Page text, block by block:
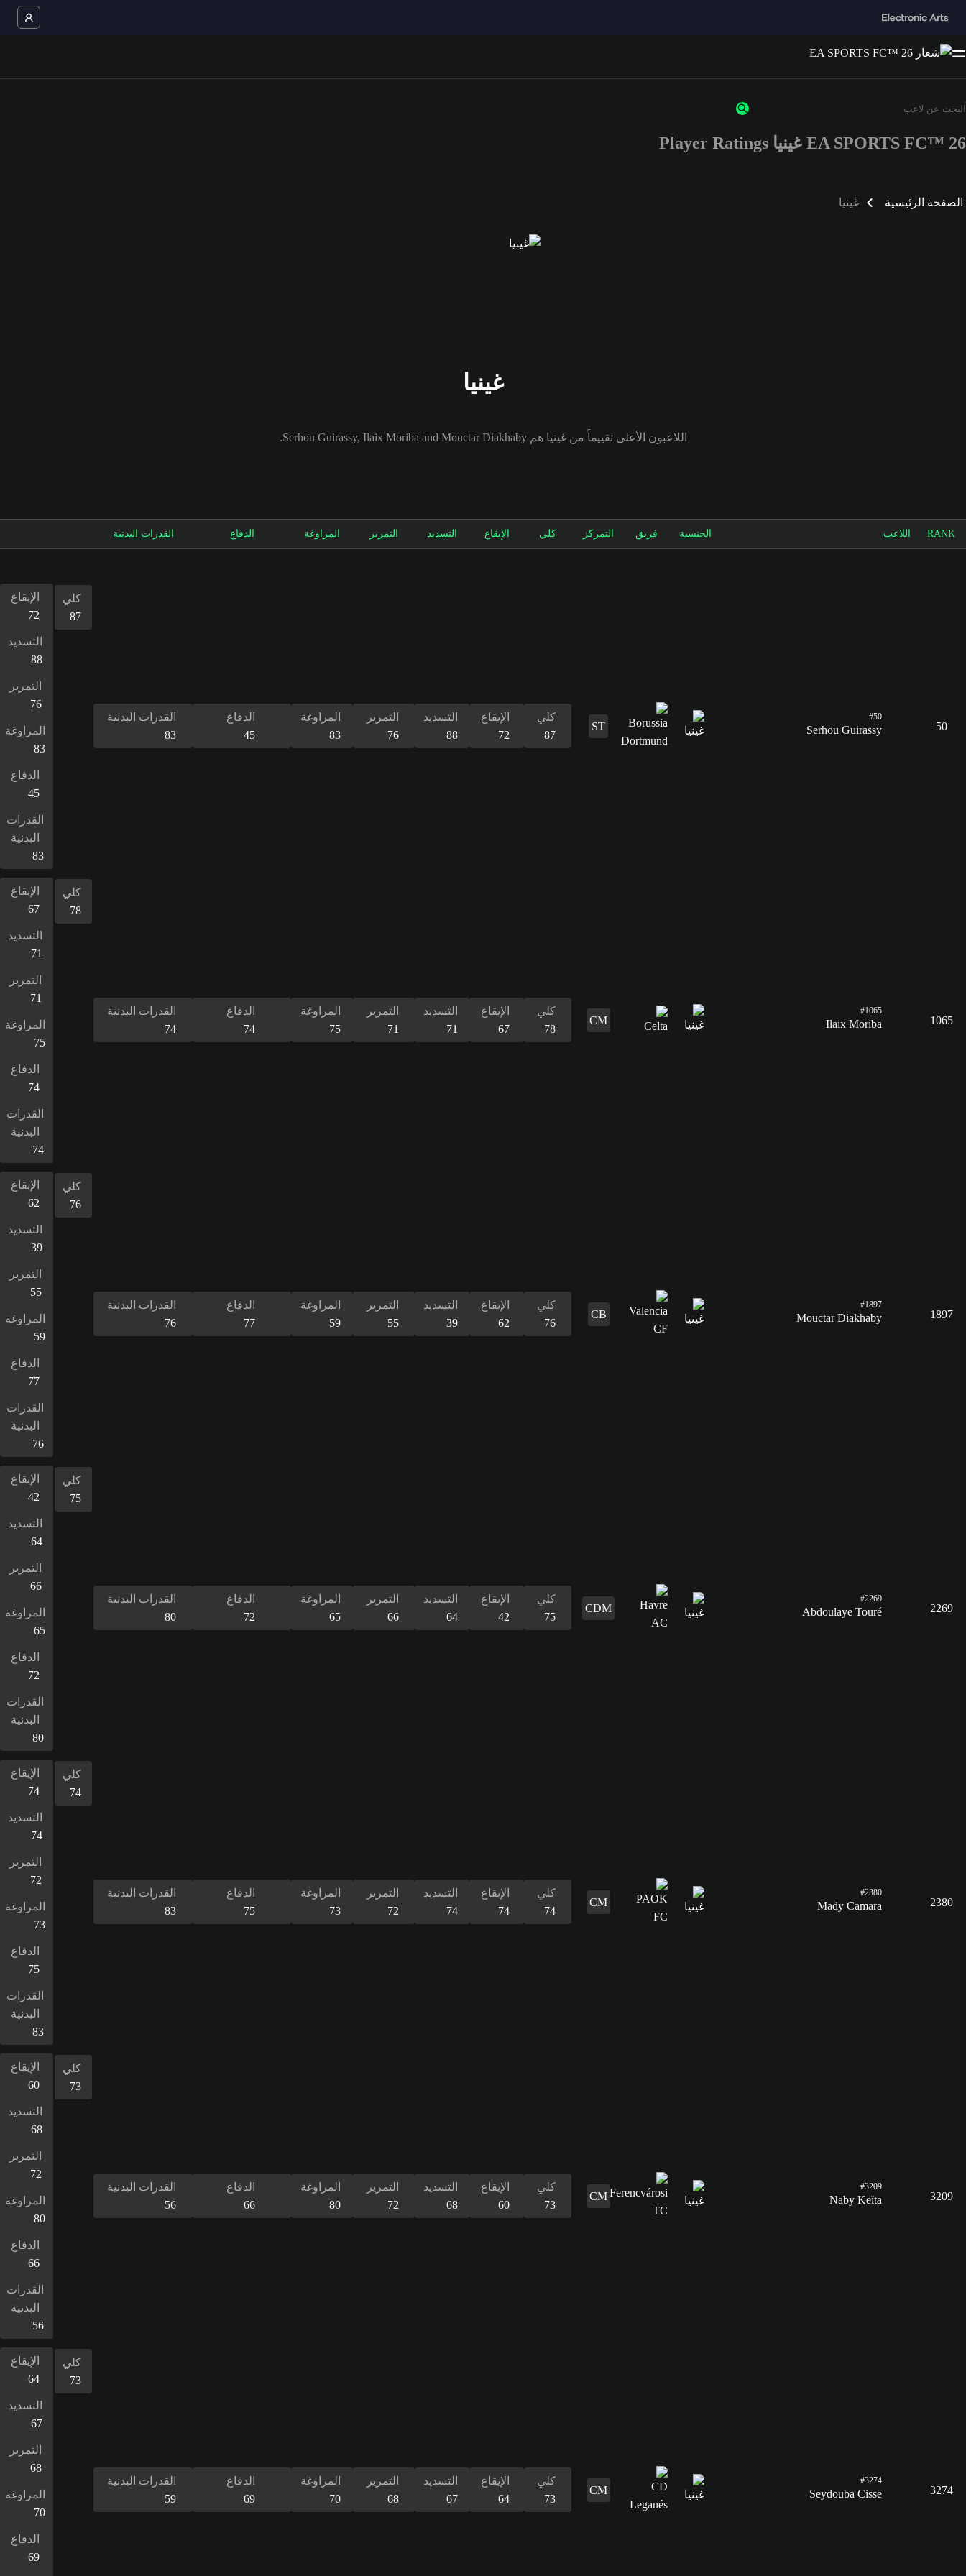
EA SPORTS FC™ 26 غينيا Player Ratings
الصفحة الرئيسية غينيا
غينيا
اللاعبون الأعلى تقييماً من غينيا هم Serhou Guirassy, Ilaix Moriba and Mouctar Diakhaby.
RANK اللاعب الجنسية فريق التمركز كلي الإيقاع التسديد التمرير المراوغة الدفاع القدرات البدنية
50
#50
Serhou Guirassy
ST
كلي
87
الإيقاع
72
التسديد
88
التمرير
76
المراوغة
83
الدفاع
45
القدرات البدنية
83
كلي
87
الإيقاع
72
التسديد
88
التمرير
76
المراوغة
83
الدفاع
45
القدرات
البدنية
83
1065
#1065
Ilaix Moriba
CM
كلي
78
الإيقاع
67
التسديد
71
التمرير
71
المراوغة
75
الدفاع
74
القدرات البدنية
74
كلي
78
الإيقاع
67
التسديد
71
التمرير
71
المراوغة
75
الدفاع
74
القدرات
البدنية
74
1897
#1897
Mouctar Diakhaby
CB
كلي
76
الإيقاع
62
التسديد
39
التمرير
55
المراوغة
59
الدفاع
77
القدرات البدنية
76
كلي
76
الإيقاع
62
التسديد
39
التمرير
55
المراوغة
59
الدفاع
77
القدرات
البدنية
76
2269
#2269
Abdoulaye Touré
CDM
كلي
75
الإيقاع
42
التسديد
64
التمرير
66
المراوغة
65
الدفاع
72
القدرات البدنية
80
كلي
75
الإيقاع
42
التسديد
64
التمرير
66
المراوغة
65
الدفاع
72
القدرات
البدنية
80
2380
#2380
Mady Camara
CM
كلي
74
الإيقاع
74
التسديد
74
التمرير
72
المراوغة
73
الدفاع
75
القدرات البدنية
83
كلي
74
الإيقاع
74
التسديد
74
التمرير
72
المراوغة
73
الدفاع
75
القدرات
البدنية
83
3209
#3209
Naby Keïta
CM
كلي
73
الإيقاع
60
التسديد
68
التمرير
72
المراوغة
80
الدفاع
66
القدرات البدنية
56
كلي
73
الإيقاع
60
التسديد
68
التمرير
72
المراوغة
80
الدفاع
66
القدرات
البدنية
56
3274
#3274
Seydouba Cisse
CM
كلي
73
الإيقاع
64
التسديد
67
التمرير
68
المراوغة
70
الدفاع
69
القدرات البدنية
59
كلي
73
الإيقاع
64
التسديد
67
التمرير
68
المراوغة
70
الدفاع
69